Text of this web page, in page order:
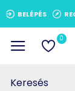
BELÉPÉS
0